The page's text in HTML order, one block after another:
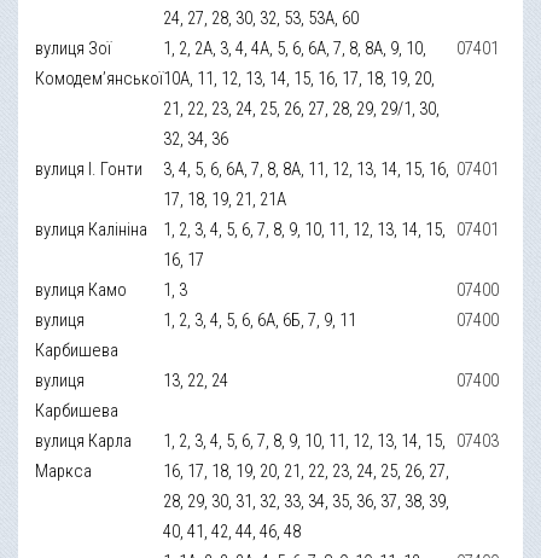
24, 27, 28, 30, 32, 53, 53А, 60
вулиця Зої
Комодем’янської
1, 2, 2А, 3, 4, 4А, 5, 6, 6А, 7, 8, 8А, 9, 10,
10А, 11, 12, 13, 14, 15, 16, 17, 18, 19, 20,
21, 22, 23, 24, 25, 26, 27, 28, 29, 29/1, 30,
32, 34, 36
07401
вулиця І. Гонти
3, 4, 5, 6, 6А, 7, 8, 8А, 11, 12, 13, 14, 15, 16,
17, 18, 19, 21, 21А
07401
вулиця Калініна
1, 2, 3, 4, 5, 6, 7, 8, 9, 10, 11, 12, 13, 14, 15,
16, 17
07401
вулиця Камо 1, 3
07400
вулиця
Карбишева
1, 2, 3, 4, 5, 6, 6А, 6Б, 7, 9, 11 07400
вулиця
Карбишева
13, 22, 24 07400
вулиця Карла
Маркса
1, 2, 3, 4, 5, 6, 7, 8, 9, 10, 11, 12, 13, 14, 15,
16, 17, 18, 19, 20, 21, 22, 23, 24, 25, 26, 27,
28, 29, 30, 31, 32, 33, 34, 35, 36, 37, 38, 39,
40, 41, 42, 44, 46, 48
07403